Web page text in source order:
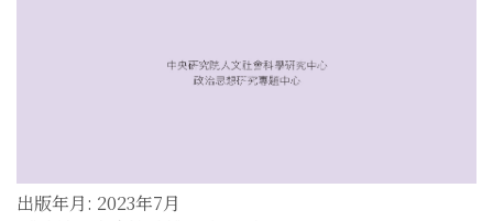
出版年月: 2023年7月